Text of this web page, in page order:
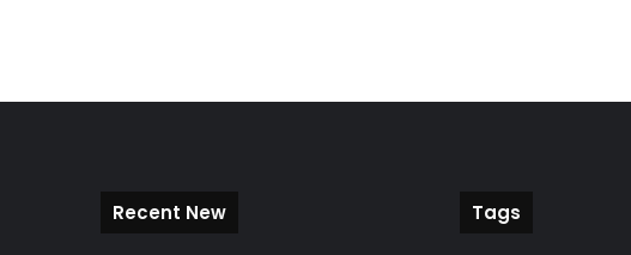
Recent New Tags